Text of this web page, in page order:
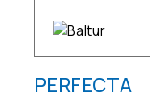
PERFECTA